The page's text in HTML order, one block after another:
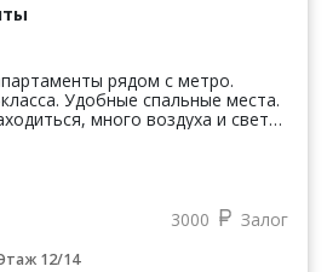
рядом с метро.
места.
много воздуха и света,
3000 Залог
12/14